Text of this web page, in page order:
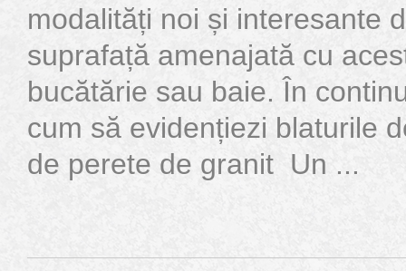
modalități noi și interesante
suprafață amenajată cu
bucătărie sau baie. În
cum să evidențiezi blaturile
de perete de granit Un ...